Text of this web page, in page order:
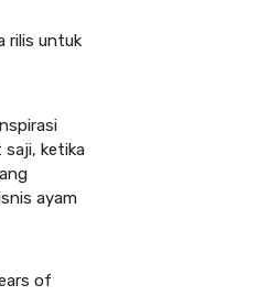
rilis untuk
saji, ketika
ayam
of